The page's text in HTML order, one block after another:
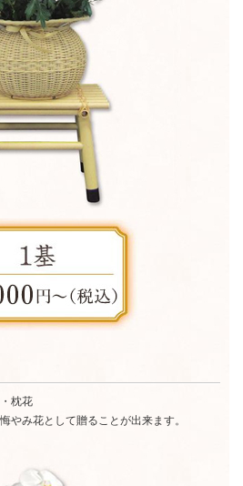
枕花
やみ花として贈ることが出来ます。